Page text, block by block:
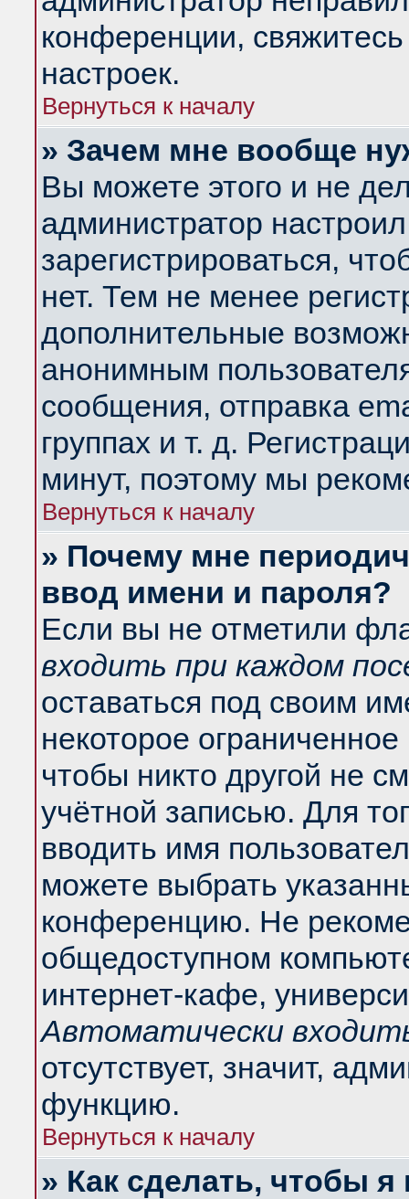
конференции,
настроек.
Вернуться к началу
» Зачем мне вообще
Вы можете этого и не
администратор
зарегистрироваться,
нет. Тем не менее
дополнительные
анонимным
сообщения, отправка
группах и т. д.
минут, поэтому мы
Вернуться к началу
» Почему мне
ввод имени и пароля?
Если вы не отметили
входить при каждом
оставаться под своим
некоторое
чтобы никто другой не
учётной записью. Для
вводить имя
можете выбрать
конференцию. Не
общедоступном
интернет-кафе,
Автоматически
отсутствует, значит,
функцию.
Вернуться к началу
» Как сделать, чтобы